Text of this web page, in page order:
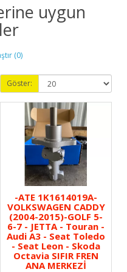
uygun
(0)
Göster:
-ATE 1K1614019A-
VOLKSWAGEN CADDY
(2004-2015)-GOLF 5-
6-7 - JETTA - Touran -
Audi A3 - Seat Toledo
- Seat Leon - Skoda
Octavia SIFIR FREN
ANA MERKEZİ